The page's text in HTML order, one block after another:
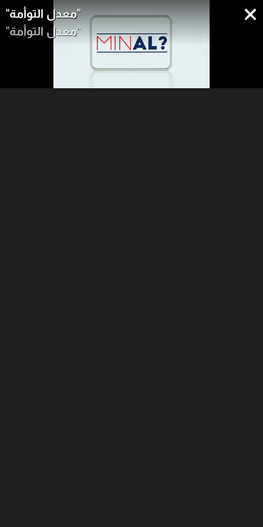
"معدل التوأمة"
"معدل التوأمة"